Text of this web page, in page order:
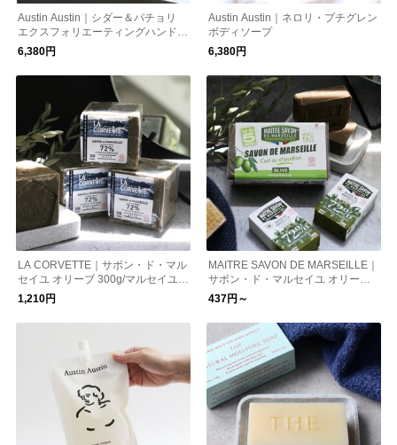
Austin Austin｜シダー＆パチョリ
エクスフォリエーティングハンドソ
ープ 300ml
6,380円
Austin Austin｜ネロリ・プチグレン
ボディソープ
6,380円
LA CORVETTE｜サボン・ド・マル
セイユ オリーブ 300g/マルセイユ石
鹸 オリーブ石鹸
1,210円
MAITRE SAVON DE MARSEILLE｜
サボン・ド・マルセイユ オリーブ/
マルセイユ石鹸 オリーブ石鹸
437円～